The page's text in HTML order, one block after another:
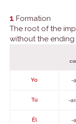
1 Formation
The root of the
without the ending
Yo -
Tú -
Él -